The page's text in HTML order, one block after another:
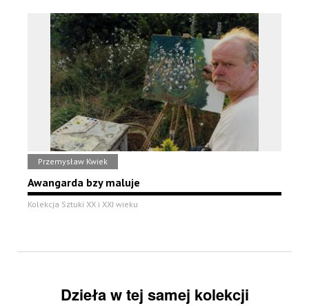
Przemysław Kwiek
Awangarda bzy maluje
Kolekcja Sztuki XX i XXI wieku
Dzieła w tej samej kolekcji